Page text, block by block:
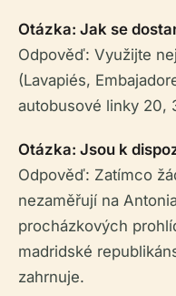
Otázka: Jak se
Odpověď: Využijte
(Lavapiés,
autobusové linky 20,
Otázka: Jsou k
Odpověď: Zatímco
nezaměřují na
procházkových
madridské
zahrnuje.